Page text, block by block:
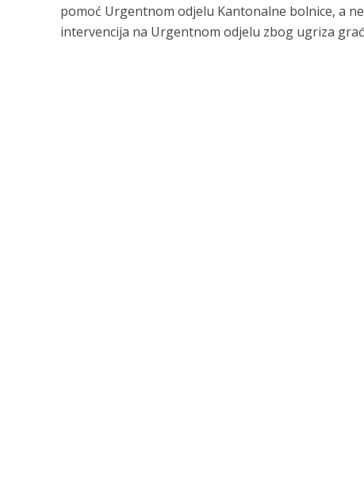
pomoć Urgentnom odjelu Kantonalne bolnice, a
intervencija na Urgentnom odjelu zbog ugriza